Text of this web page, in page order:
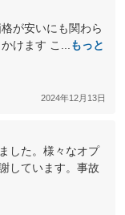
が安いにも関わら
けます こ...
もっと
2024年12月13日
した。様々なオプ
しています。事故